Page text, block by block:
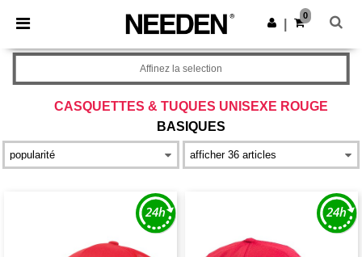
× Appli Needen
Meilleurs prix sur l’app !
Obtenir l'appli
0
CASQUETTES & TUQUES UNISEXE ROUGE
BASIQUES
Affinez la selection